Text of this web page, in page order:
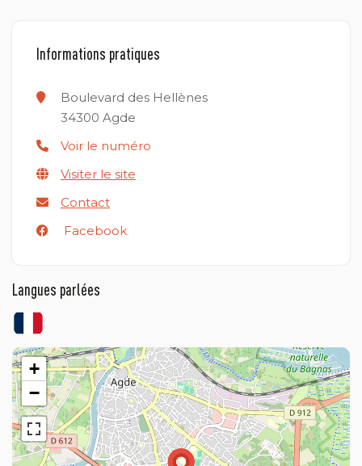
Informations pratiques
Boulevard des Hellènes
34300 Agde
Voir le numéro
Visiter le site
Contact
Facebook
Langues parlées
+
−